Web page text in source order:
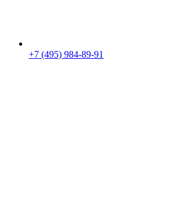
+7 (495) 984-89-91